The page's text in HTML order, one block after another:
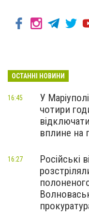
ОСТАННІ НОВИНИ
У
чотири
вплине на
16:45
Російські
16:27